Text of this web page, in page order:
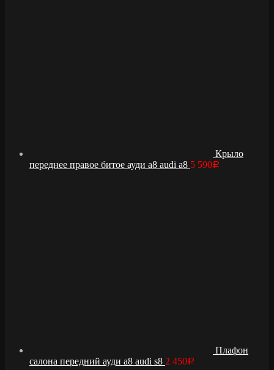
Крыло
переднее правое битое ауди а8 audi a8 5 590Р
Плафон
салона передний ауди а8 audi s8 2 450Р